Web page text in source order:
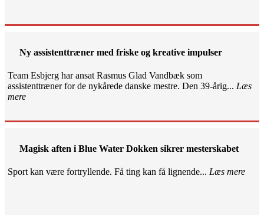
Ny assistenttræner med friske og kreative impulser
Team Esbjerg har ansat Rasmus Glad Vandbæk som
assistenttræner for de nykårede danske mestre. Den 39-årig... Læs
mere
Magisk aften i Blue Water Dokken sikrer mesterskabet
Sport kan være fortryllende. Få ting kan få lignende... Læs mere